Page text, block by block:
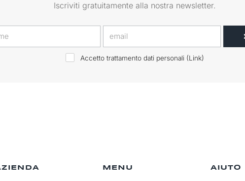
Iscriviti gratuitamente alla nostra newsletter.
Accetto trattamento dati personali (Link)
MENU AIUTO